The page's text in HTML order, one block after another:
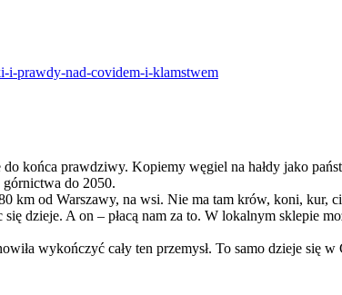
i-prawdy-nad-covidem-i-klamstwem
końca prawdziwy. Kopiemy węgiel na hałdy jako
do 2050.
od Warszawy, na wsi. Nie ma tam krów, koni, kur,
dzieje. A on – płacą nam za to. W lokalnym sklepie
wykończyć cały ten przemysł. To samo dzieje się